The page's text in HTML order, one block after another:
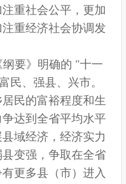
重社会公平，更加
重经济社会协调发
要》明确的 "十一
民、强县、兴市。
民的富裕程度和生
达到全省平均水平
域经济，经济实力
变强，争取在全省
更多县（市）进入